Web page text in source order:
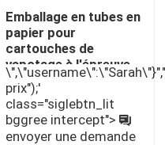
Emballage en tubes en
papier pour
cartouches de
vapotage à l'épreuve
des enfants 510
prix");'
class="siglebtn_lit
bggree intercept">
envoyer une demande